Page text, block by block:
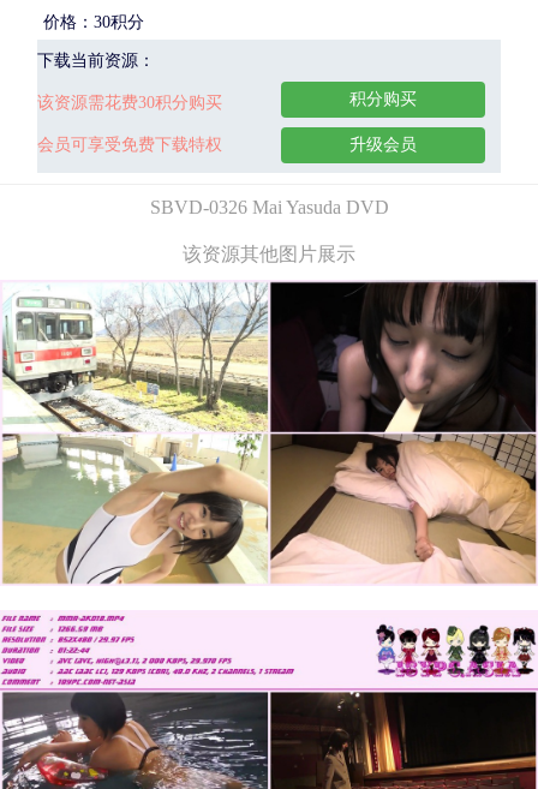
价格：30积分
下载当前资源：
该资源需花费30积分购买
会员可享受免费下载特权
积分购买
升级会员
SBVD-0326 Mai Yasuda DVD
该资源其他图片展示